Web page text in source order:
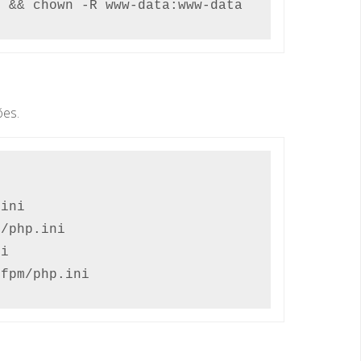
-R www-data:www-data
php.ini
php.ini